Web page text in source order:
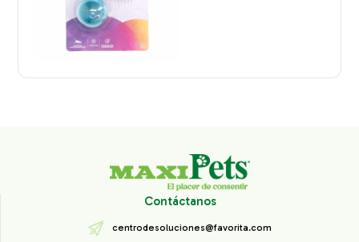
Contáctanos
centrodesoluciones@favorita.com